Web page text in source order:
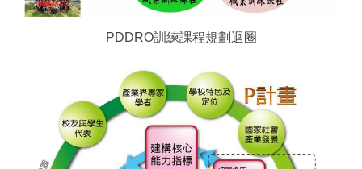
PDDRO訓練課程規劃迴圈